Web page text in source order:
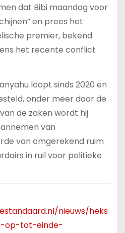
dat Bibi maandag voor
en prees het
premier, bekend
het recente conflict
loopt sinds 2020 en
onder meer door de
de zaken wordt hij
van
van omgerekend ruim
in ruil voor politieke
nieuws/heks
op-tot-einde-